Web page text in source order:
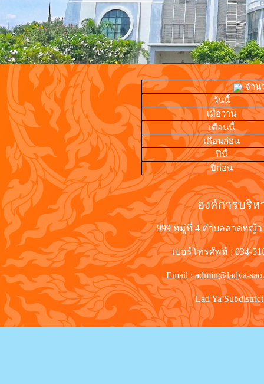
จำน
วันนี้
เมื่อวาน
เดือนนี้
เดือนก่อน
ปีนี้
ปีก่อน
องค์การบริ
999 หมู่ที่ 4 ตำบลลาดหญ้า
เบอร์โทรศัพท์ : 034-
Email : admin@ladya-
Lad Ya